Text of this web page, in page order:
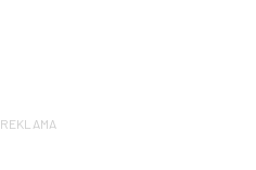
REKLAMA